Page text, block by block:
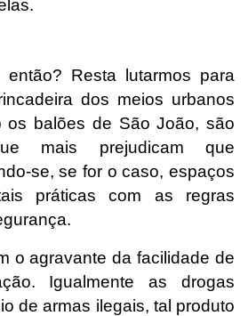
Resta lutarmos para
dos meios urbanos
os balões de São João, são
mais prejudicam que
se, se for o caso, espaços
práticas com as regras
o agravante da facilidade de
Igualmente as drogas
de armas ilegais, tal produto